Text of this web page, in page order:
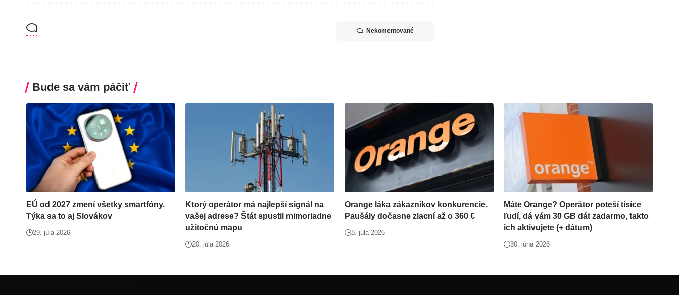
Nekomentované
Bude sa vám páčiť
EÚ od 2027 zmení všetky smartfóny.
Týka sa to aj Slovákov
29. júla 2026
Ktorý operátor má najlepší signál na
vašej adrese? Štát spustil mimoriadne
užitočnú mapu
20. júla 2026
Orange láka zákazníkov konkurencie.
Paušály dočasne zlacní až o 360 €
8. júla 2026
Máte Orange? Operátor poteší tisíce
ľudí, dá vám 30 GB dát zadarmo, takto
ich aktivujete (+ dátum)
30. júna 2026